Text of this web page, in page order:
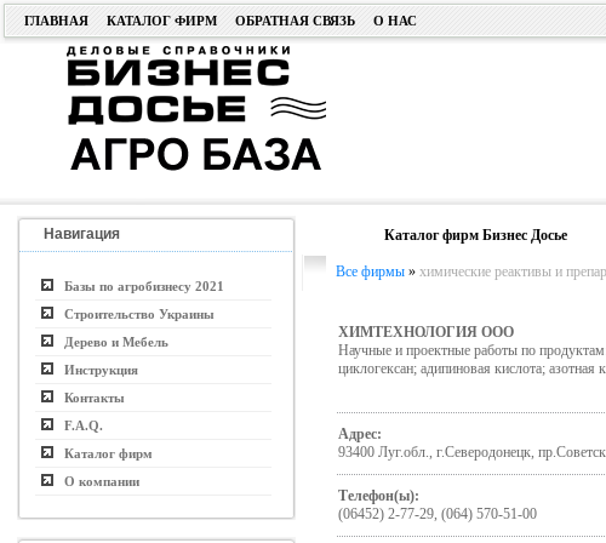
ГЛАВНАЯ КАТАЛОГ ФИРМ ОБРАТНАЯ СВЯЗЬ О НАС
Навигация
Базы по агробизнесу 2021
Строительство Украины
Дерево и Мебель
Инструкция
Контакты
F.A.Q.
Каталог фирм
О компании
Каталог фирм Бизнес Досье
Все фирмы» химические реактивы и
ХИМТЕХНОЛОГИЯ ООО
Научные и проектные работы по
циклогексан; адипиновая кислота;
Адрес:
93400 Луг.обл., г.Северодонецк,
Телефон(ы):
(06452) 2-77-29, (064) 570-51-00